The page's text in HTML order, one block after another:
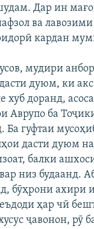
Дар ин
ва
кардан
мудири
дуюм, ки
хуб доранд,
Аврупо ба
Ба гуфтаи
дасти дуюм
балки
низ будаанд.
бӯҳрони ахири
ҳар чӣ
ҷавонон, рӯ